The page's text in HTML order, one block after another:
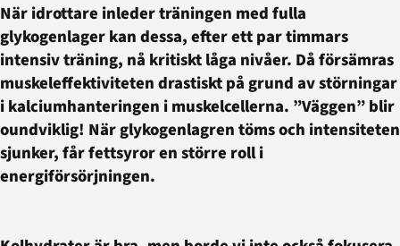
När idrottare inleder träningen med fulla
glykogenlager kan dessa, efter ett par timmars
intensiv träning, nå kritiskt låga nivåer. Då försämras
muskeleffektiviteten drastiskt på grund av störningar
i kalciumhanteringen i muskelcellerna. ”Väggen” blir
oundviklig! När glykogenlagren töms och intensiteten
sjunker, får fettsyror en större roll i
energiförsörjningen.